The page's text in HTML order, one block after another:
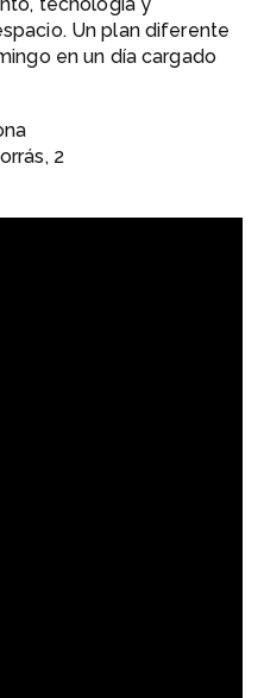
Un plan diferente
en un día cargado
2